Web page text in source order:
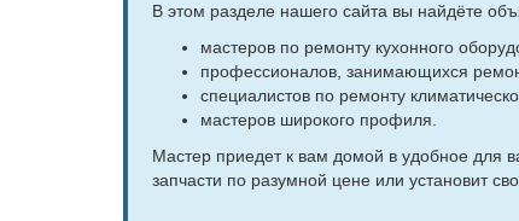
В этом разделе нашего сайта вы найдёте
мастеров по ремонту кухонного
профессионалов, занимающихся
специалистов по ремонту
мастеров широкого профиля.
Мастер приедет к вам домой в удобное для
запчасти по разумной цене или установит